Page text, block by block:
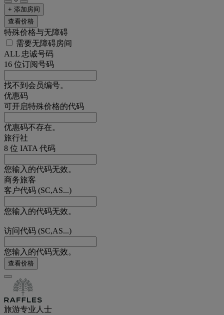
+ 添加房间
查看价格
特殊价格与无障碍
需要无障碍房间
ALL 忠诚号码
16 位订阅号码
找不到会员编号。
优惠码
可开启特殊价格的代码
优惠码不存在。
旅行社
8 位 IATA 代码
您输入的代码无效。
商务旅客
客户代码 (SC,AS...)
您输入的代码无效。
访问代码 (SC,AS...)
您输入的代码无效。
查看价格
旅游专业人士